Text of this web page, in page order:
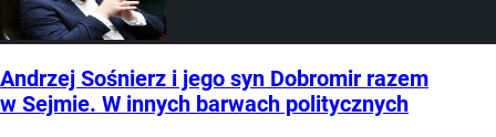
Andrzej Sośnierz i jego syn Dobromir razem
w Sejmie. W innych barwach politycznych